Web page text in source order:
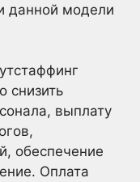
данной модели
снизить
выплату
обеспечение
Оплата